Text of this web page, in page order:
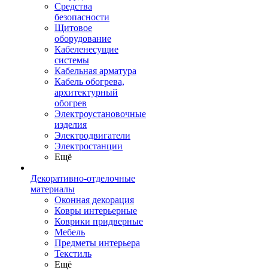
Средства
безопасности
Щитовое
оборудование
Кабеленесущие
системы
Кабельная арматура
Кабель обогрева,
архитектурный
обогрев
Электроустановочные
изделия
Электродвигатели
Электростанции
Ещё
Декоративно-отделочные
материалы
Оконная декорация
Ковры интерьерные
Коврики придверные
Мебель
Предметы интерьера
Текстиль
Ещё